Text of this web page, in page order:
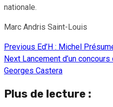
nationale.
Marc Andris Saint-Louis
Continue
Reading
Previous Ed’H : Michel
Next Lancement d’un
Georges Castera
Plus de lecture :